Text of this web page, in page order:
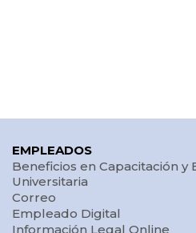
EMPLEADOS
Beneficios en Capacitación y
Universitaria
Correo
Empleado Digital
Información Legal Online